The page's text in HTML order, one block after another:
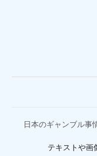
日本のギャンブル事
テキストや画